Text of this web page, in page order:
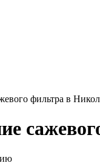
фильтра в